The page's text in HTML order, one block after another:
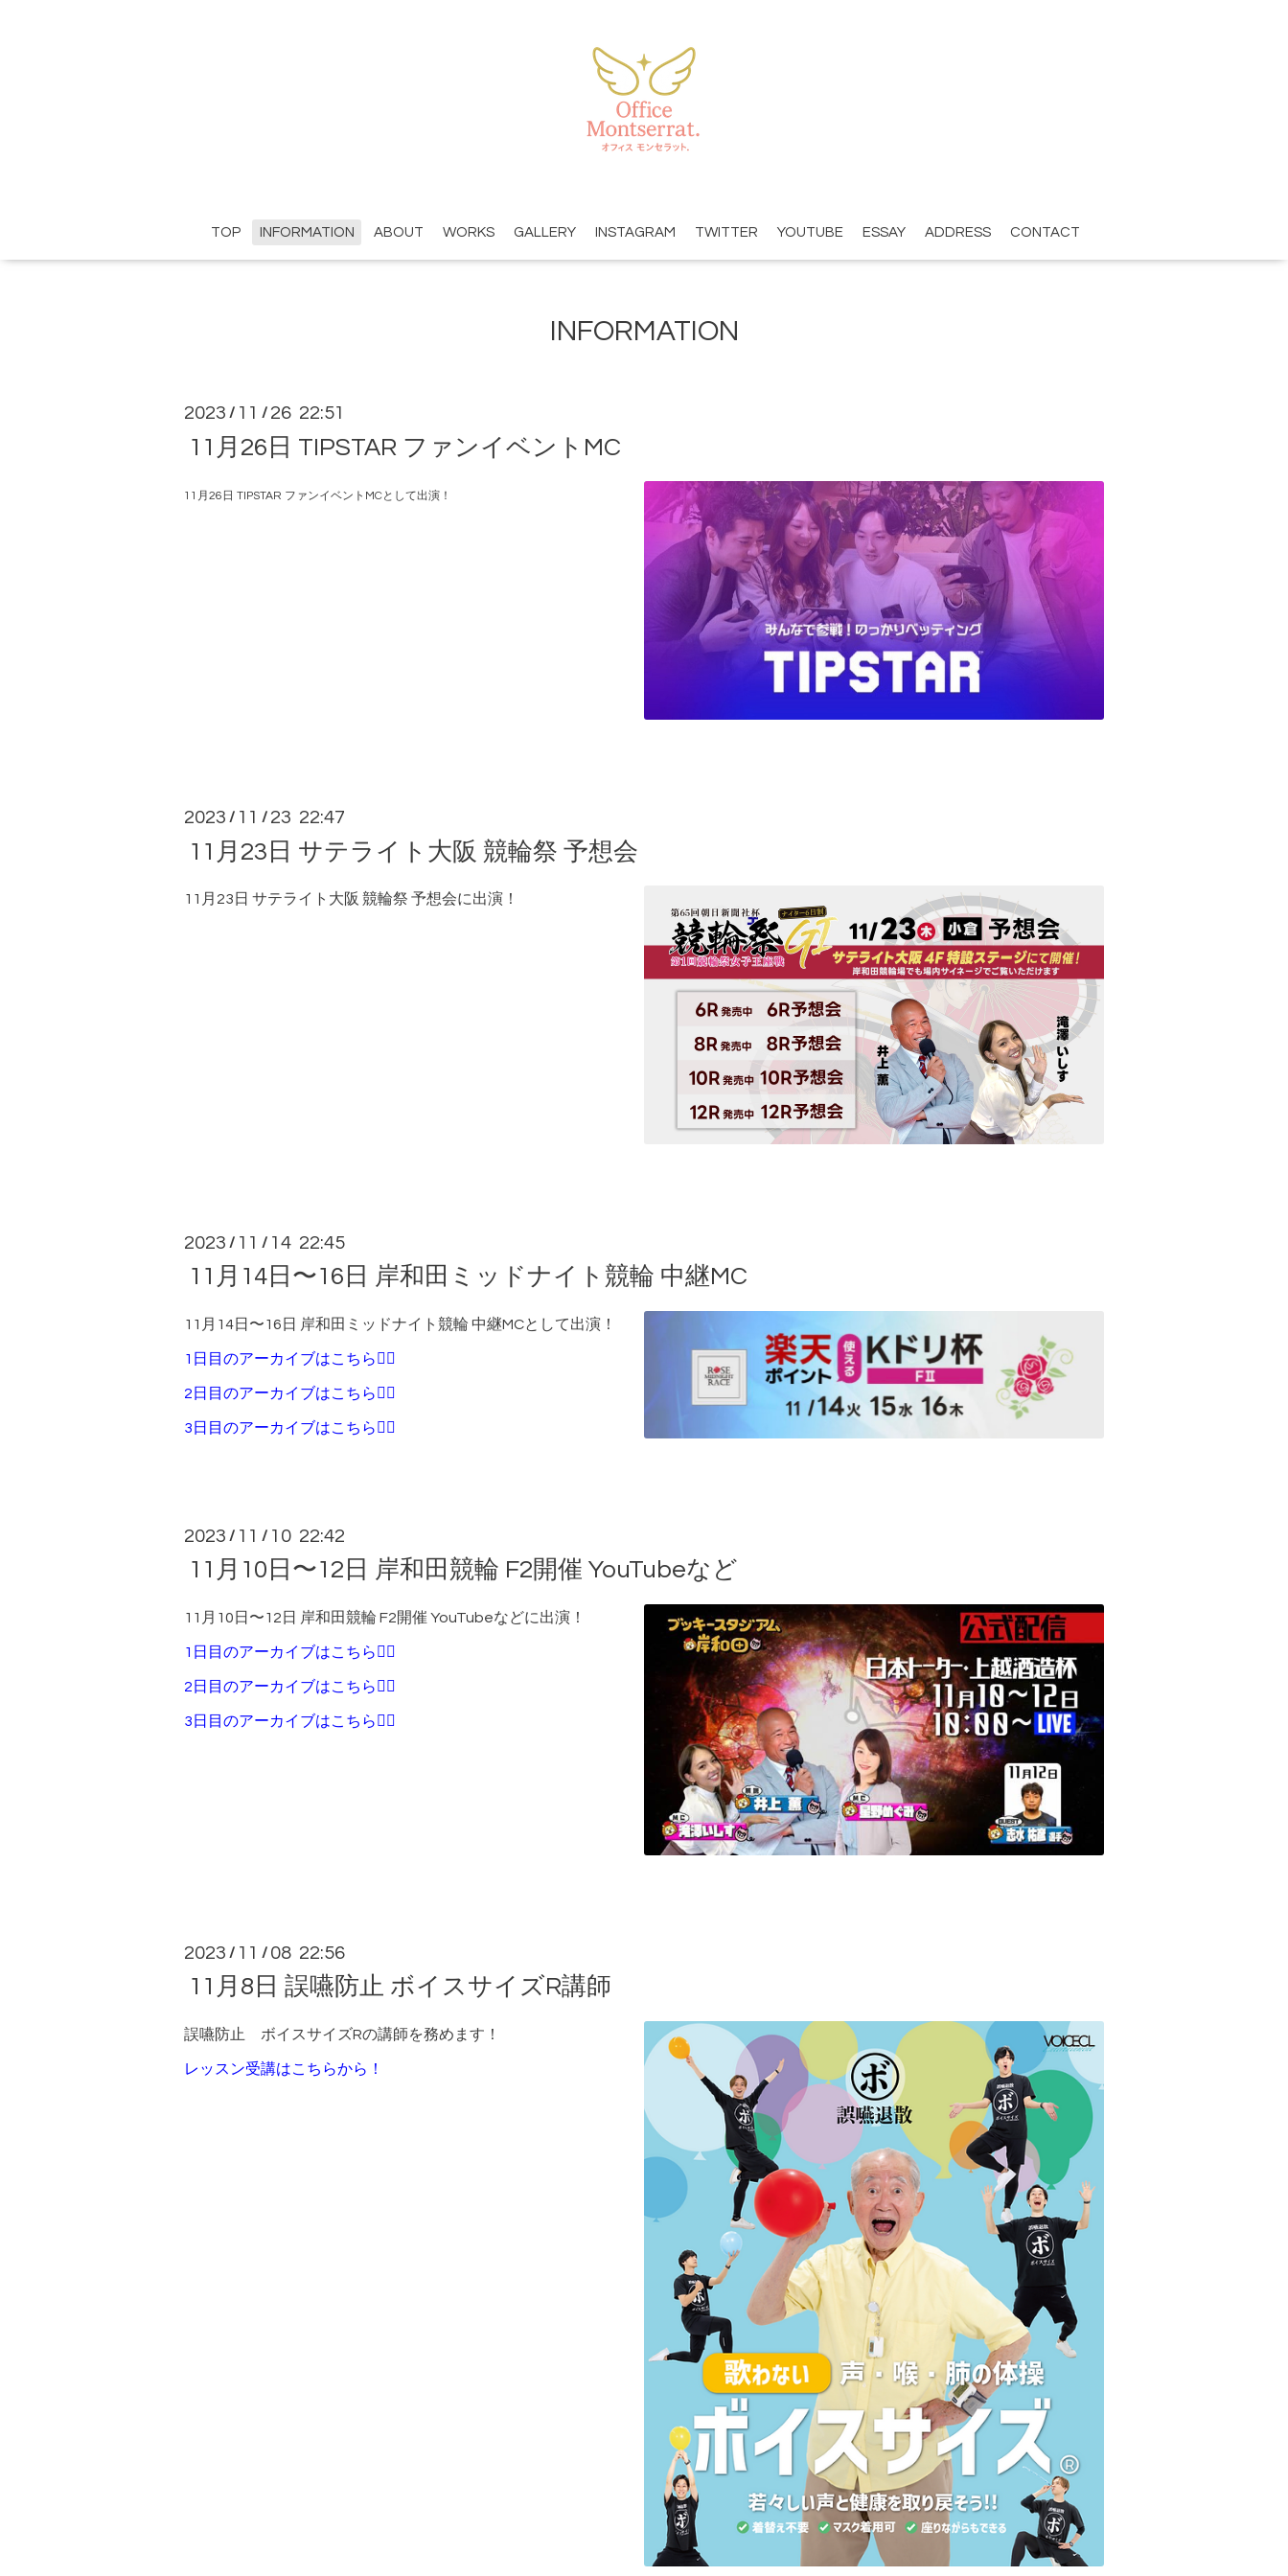
TOP INFORMATION ABOUT WORKS GALLERY INSTAGRAM TWITTER YOUTUBE ESSAY ADDRESS CONTACT
INFORMATION
2023 / 11 / 26 22:51
11月26日 TIPSTAR ファンイベントMC
11月26日 TIPSTAR ファンイベントMCとして出演！
2023 / 11 / 23 22:47
11月23日 サテライト大阪 競輪祭 予想会
11月23日 サテライト大阪 競輪祭 予想会に出演！
2023 / 11 / 14 22:45
11月14日〜16日 岸和田ミッドナイト競輪 中継MC
11月14日〜16日 岸和田ミッドナイト競輪 中継MCとして出演！
1日目のアーカイブはこちら💁‍♀️
2日目のアーカイブはこちら💁‍♀️
3日目のアーカイブはこちら💁‍♀️
2023 / 11 / 10 22:42
11月10日〜12日 岸和田競輪 F2開催 YouTubeなど
11月10日〜12日 岸和田競輪 F2開催 YouTubeなどに出演！
1日目のアーカイブはこちら💁‍♀️
2日目のアーカイブはこちら💁‍♀️
3日目のアーカイブはこちら💁‍♀️
2023 / 11 / 08 22:56
11月8日 誤嚥防止 ボイスサイズR講師
誤嚥防止 ボイスサイズRの講師を務めます！
レッスン受講はこちらから！